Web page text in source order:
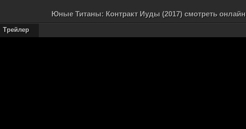
Юные Титаны: Контракт Иуды (2017) смотреть онлайн
Трейлер